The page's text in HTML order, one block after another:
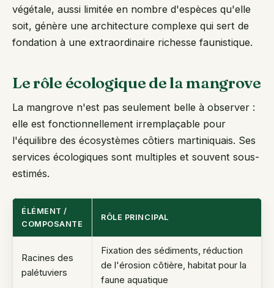
végétale, aussi limitée en nombre d'espèces qu'elle
soit, génère une architecture complexe qui sert de
fondation à une extraordinaire richesse faunistique.
Le rôle écologique de la mangrove
La mangrove n'est pas seulement belle à observer :
elle est fonctionnellement irremplaçable pour
l'équilibre des écosystèmes côtiers martiniquais. Ses
services écologiques sont multiples et souvent sous-
estimés.
ÉLÉMENT /
COMPOSANTE
RÔLE PRINCIPAL
Racines des
palétuviers
Fixation des sédiments, réduction
de l'érosion côtière, habitat pour la
faune aquatique